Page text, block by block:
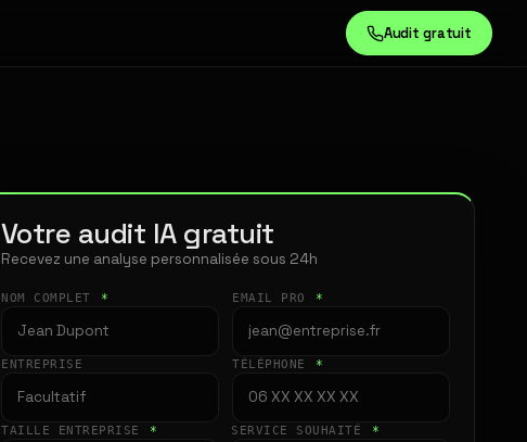
Audit gratuit
Votre audit IA gratuit
Recevez une analyse personnalisée sous 24h
NOM COMPLET * EMAIL PRO *
ENTREPRISE TÉLÉPHONE *
TAILLE ENTREPRISE * SERVICE SOUHAITÉ *